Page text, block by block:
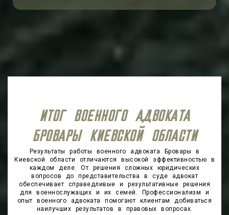
Результаты работы военного адвоката Бровары в
Киевской области отличаются высокой эффективностью в
каждом деле. От решения сложных юридических
вопросов до представительства в суде адвокат
обеспечивает справедливые и результативные решения
для военнослужащих и их семей. Профессионализм и
опыт военного адвоката помогают клиентам добиваться
наилучших результатов в правовых вопросах.